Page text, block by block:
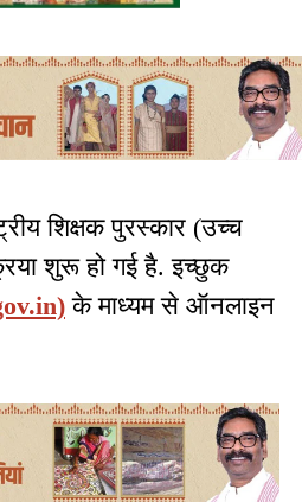
शिक्षक पुरस्कार (उच्च
शुरू हो गई है. इच्छुक
के माध्यम से ऑनलाइन